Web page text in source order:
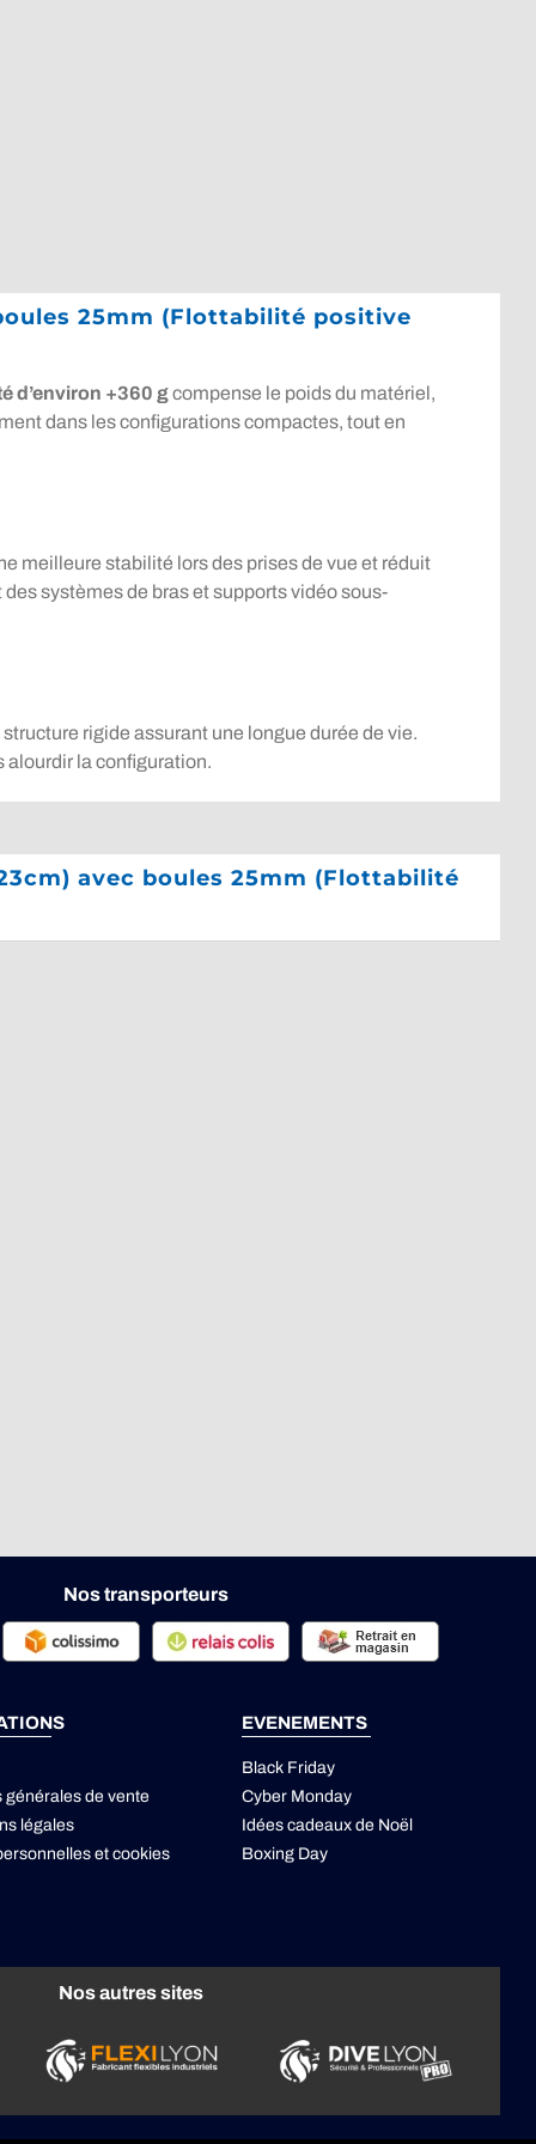
25mm (Flottabilité positive
d’environ +360 gcompense le poids du matériel,
dans les configurations compactes, tout en
meilleure stabilité lors des prises de vue et réduit
systèmes de bras et supports vidéo sous-
rigide assurant une longue durée de vie.
alourdir la configuration.
avec boules 25mm (Flottabilité
Nos transporteurs
générales de vente
légales
etcookies
EVENEMENTS
Black Friday
Cyber Monday
Idées cadeaux de Noël
Boxing Day
Nos autres sites